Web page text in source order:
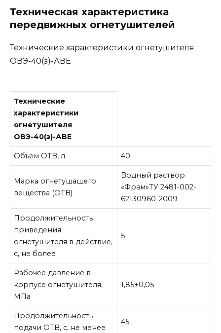
Техническая характеристика
передвижных огнетушителей
Технические характеристики огнетушителя
ОВЭ-40(з)-АВЕ
Технические
характеристики
огнетушителя
ОВЭ-40(з)-АВЕ
Объем ОТВ, л 40
Марка огнетушащего
вещества (ОТВ)
Водный раствор
«Фрам»ТУ 2481-002-
62130960-2009
Продолжительность
приведения
огнетушителя в действие,
с, не более
5
Рабочее давление в
корпусе огнетушителя,
МПа
1,85±0,05
Продолжительность
подачи ОТВ, с, не менее
45